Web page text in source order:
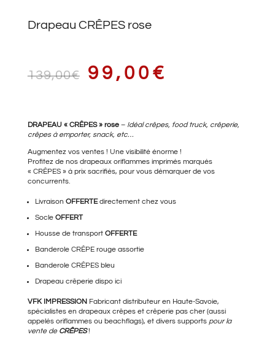
Drapeau CRÊPES rose
139,00€ LE
PRIX
INITIAL
ÉTAIT :
139,00€.
99,00 €
PRIX
ACTUEL
DRAPEAU « CRÊPES » rose– Idéal crêpes, food truck, crêperie,
crêpes à emporter, snack, etc…
Augmentez vos ventes ! Une visibilité énorme !
Profitez de nos drapeaux oriflammes imprimés marqués
« CRÊPES » à prix sacrifiés, pour vous démarquer de vos
concurrents.
Livraison OFFERTEdirectement chez vous
Socle OFFERT
Housse de transport OFFERTE
Banderole CRÊPErouge assortie
Banderole CRÊPES bleu
Drapeau crêperiedispo ici
VFK IMPRESSION Fabricant distributeur en Haute-Savoie,
spécialistes en drapeaux crêpes et crêperie pas cher (aussi
appelés oriflammes ou beachflags), et divers supports pour la
vente de CRÊPES!